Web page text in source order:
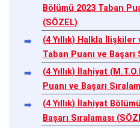
Bölümü 2023 Taban
(SÖZEL)
(4 Yıllık) Halkla İlişkiler
Taban Puanı ve Başarı
(4 Yıllık) İlahiyat
Puanı ve Başarı
(4 Yıllık) İlahiyat
Başarı Sıralaması